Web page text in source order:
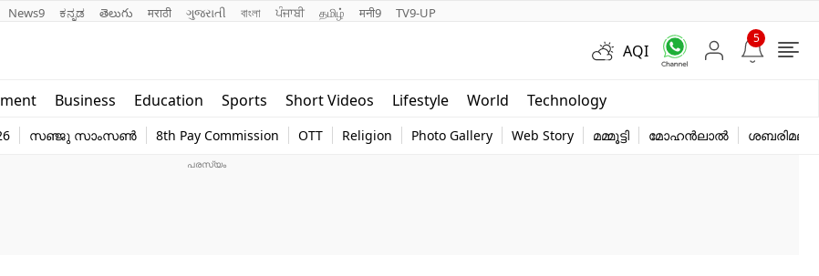
News9 ಕನ್ನಡ తెలుగు मराठी ગુજરાતી বাংলা ਪੰਜਾਬੀ தமிழ் मनी9 TV9-UP
AQI
5
Business Education Sports Short Videos Lifestyle World Technology
world
Web Story
സഞ്ജു സാംസൺ 8th Pay Commission OTT Religion Photo Gallery Web Story മമ്മൂട്ടി മോഹൻലാൽ ശബരിമല